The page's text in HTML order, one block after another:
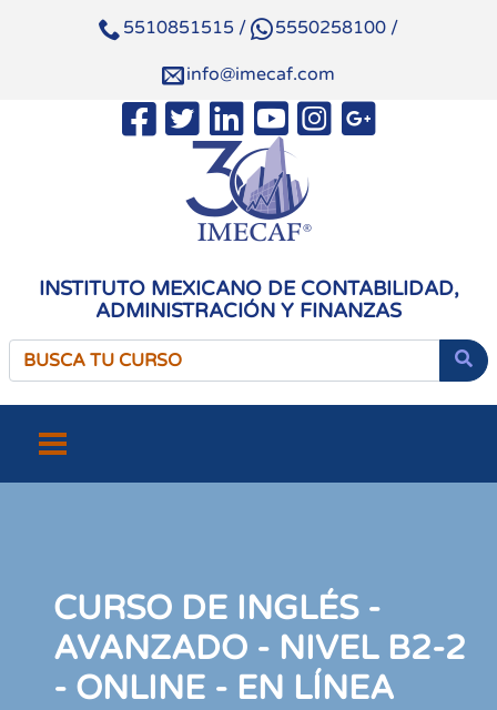
5510851515 / 5550258100 /
info@imecaf.com
INSTITUTO MEXICANO DE CONTABILIDAD,
ADMINISTRACIÓN Y FINANZAS
CURSO DE INGLÉS -
AVANZADO - NIVEL B2-2
- ONLINE - EN LÍNEA